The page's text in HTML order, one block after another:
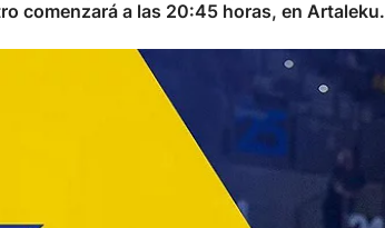
comenzará a las 20:45 horas, en Artaleku.